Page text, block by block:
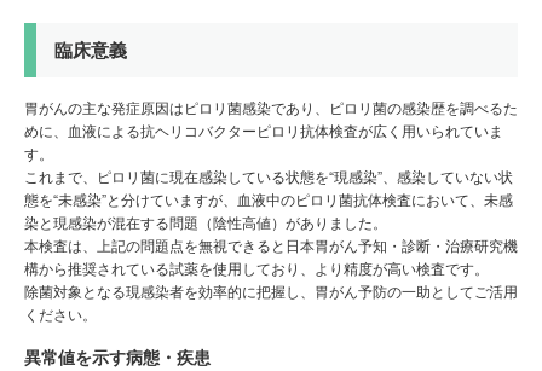
臨床意義
胃がんの主な発症原因はピロリ菌感染であり、ピロリ菌の感染歴を調べるた
めに、血液による抗ヘリコバクターピロリ抗体検査が広く用いられていま
す。
これまで、ピロリ菌に現在感染している状態を“現感染”、感染していない状
態を“未感染”と分けていますが、血液中のピロリ菌抗体検査において、未感
染と現感染が混在する問題（陰性高値）がありました。
本検査は、上記の問題点を無視できると日本胃がん予知・診断・治療研究機
構から推奨されている試薬を使用しており、より精度が高い検査です。
除菌対象となる現感染者を効率的に把握し、胃がん予防の一助としてご活用
ください。
異常値を示す病態・疾患